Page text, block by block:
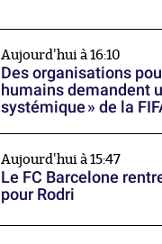
Aujourd'hui à 16:10
Des organisations
humains demandent
systémique » de la
Aujourd'hui à 15:47
Le FC Barcelone
pour Rodri